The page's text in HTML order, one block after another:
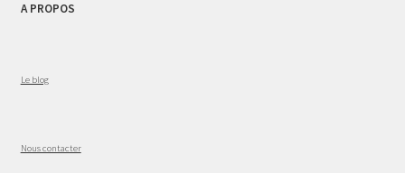
A PROPOS
Le blog
Nous contacter